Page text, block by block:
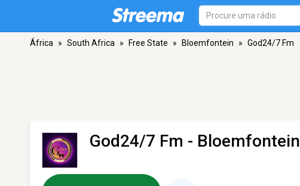
África » South Africa » Free State » Bloemfontein » God24/7 Fm
God24/7 Fm - Bloemfontein